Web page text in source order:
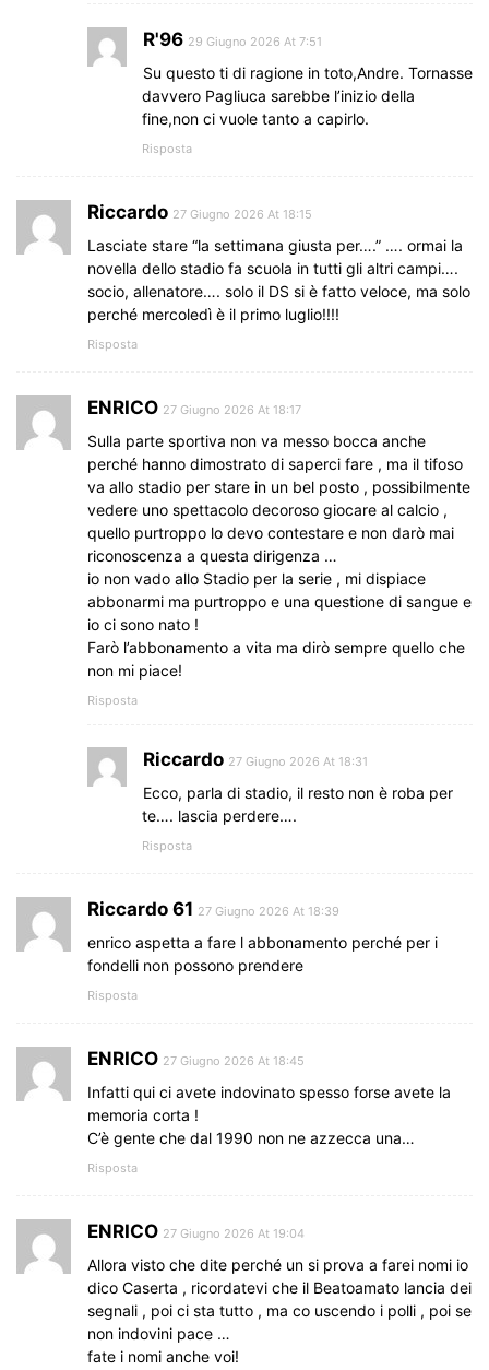
R'96 29 Giugno 2026 At 7:51
Su questo ti di ragione in toto,Andre. Tornasse
davvero Pagliuca sarebbe l’inizio della
fine,non ci vuole tanto a capirlo.
Risposta
Riccardo 27 Giugno 2026 At 18:15
Lasciate stare “la settimana giusta per….” …. ormai la
novella dello stadio fa scuola in tutti gli altri campi….
socio, allenatore…. solo il DS si è fatto veloce, ma solo
perché mercoledì è il primo luglio!!!!
Risposta
ENRICO 27 Giugno 2026 At 18:17
Sulla parte sportiva non va messo bocca anche
perché hanno dimostrato di saperci fare , ma il tifoso
va allo stadio per stare in un bel posto , possibilmente
vedere uno spettacolo decoroso giocare al calcio ,
quello purtroppo lo devo contestare e non darò mai
riconoscenza a questa dirigenza …
io non vado allo Stadio per la serie , mi dispiace
abbonarmi ma purtroppo e una questione di sangue e
io ci sono nato !
Farò l’abbonamento a vita ma dirò sempre quello che
non mi piace!
Risposta
Riccardo 27 Giugno 2026 At 18:31
Ecco, parla di stadio, il resto non è roba per
te…. lascia perdere….
Risposta
Riccardo 61 27 Giugno 2026 At 18:39
enrico aspetta a fare l abbonamento perché per i
fondelli non possono prendere
Risposta
ENRICO 27 Giugno 2026 At 18:45
Infatti qui ci avete indovinato spesso forse avete la
memoria corta !
C’è gente che dal 1990 non ne azzecca una…
Risposta
ENRICO 27 Giugno 2026 At 19:04
Allora visto che dite perché un si prova a farei nomi io
dico Caserta , ricordatevi che il Beatoamato lancia dei
segnali , poi ci sta tutto , ma co uscendo i polli , poi se
non indovini pace …
fate i nomi anche voi!